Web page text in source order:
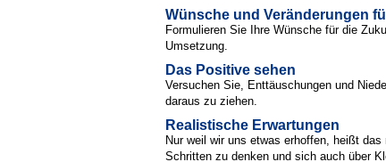
Wünsche und Veränderungen
Formulieren Sie Ihre Wünsche für die
Umsetzung.
Das Positive sehen
Versuchen Sie, Enttäuschungen und
daraus zu ziehen.
Realistische Erwartungen
Nur weil wir uns etwas erhoffen, heißt
Schritten zu denken und sich auch über